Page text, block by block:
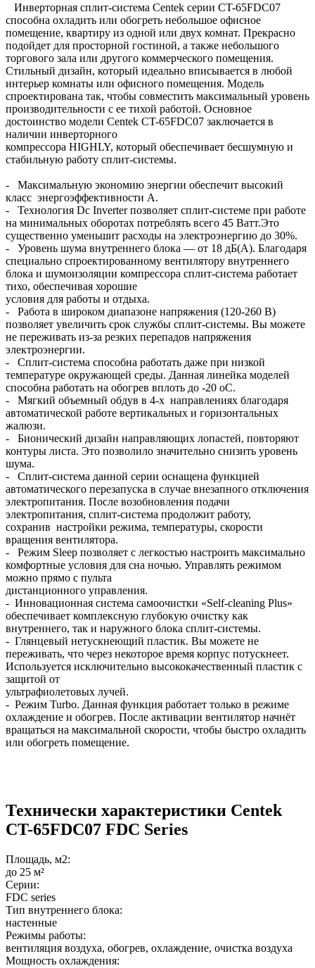
Инверторная сплит-система Centek серии CT-65FDC07
способна охладить или обогреть небольшое офисное
помещение, квартиру из одной или двух комнат. Прекрасно
подойдет для просторной гостиной, а также небольшого
торгового зала или другого коммерческого помещения.
Стильный дизайн, который идеально вписывается в любой
интерьер комнаты или офисного помещения. Модель
спроектирована так, чтобы совместить максимальный уровень
производительности с ее тихой работой. Основное
достоинство модели Centek CT-65FDC07 заключается в
наличии инверторного
компрессора HIGHLY, который обеспечивает бесшумную и
стабильную работу сплит-системы.
- Максимальную экономию энергии обеспечит высокий
класс энергоэффективности А.
- Технология Dc Inverter позволяет сплит-системе при работе
на минимальных оборотах потреблять всего 45 Ватт.Это
существенно уменьшит расходы на электроэнергию до 30%.
- Уровень шума внутреннего блока — от 18 дБ(А). Благодаря
специально спроектированному вентилятору внутреннего
блока и шумоизоляции компрессора сплит-система работает
тихо, обеспечивая хорошие
условия для работы и отдыха.
- Работа в широком диапазоне напряжения (120-260 В)
позволяет увеличить срок службы сплит-системы. Вы можете
не переживать из-за резких перепадов напряжения
электроэнергии.
- Сплит-система способна работать даже при низкой
температуре окружающей среды. Данная линейка моделей
способна работать на обогрев вплоть до -20 oC.
- Мягкий объемный обдув в 4-х направлениях благодаря
автоматической работе вертикальных и горизонтальных
жалюзи.
- Бионический дизайн направляющих лопастей, повторяют
контуры листа. Это позволило значительно снизить уровень
шума.
- Сплит-система данной серии оснащена функцией
автоматического перезапуска в случае внезапного отключения
электропитания. После возобновления подачи
электропитания, сплит-система продолжит работу,
сохранив настройки режима, температуры, скорости
вращения вентилятора.
- Режим Sleep позволяет с легкостью настроить максимально
комфортные условия для сна ночью. Управлять режимом
можно прямо с пульта
дистанционного управления.
- Инновационная система самоочистки «Self-cleaning Plus»
обеспечивает комплексную глубокую очистку как
внутреннего, так и наружного блока сплит-системы.
- Глянцевый нетускнеющий пластик. Вы можете не
переживать, что через некоторое время корпус потускнеет.
Используется исключительно высококачественный пластик с
защитой от
ультрафиолетовых лучей.
- Режим Turbo. Данная функция работает только в режиме
охлаждение и обогрев. После активации вентилятор начнёт
вращаться на максимальной скорости, чтобы быстро охладить
или обогреть помещение.
Технически характеристики Centek
CT-65FDC07 FDC Series
Площадь, м2:
до 25 м²
Серии:
FDC series
Тип внутреннего блока:
настенные
Режимы работы:
вентиляция воздуха, обогрев, охлаждение, очистка воздуха
Мощность охлаждения: